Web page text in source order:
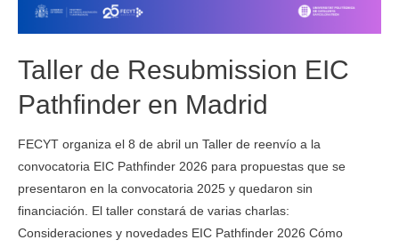
Taller de Resubmission EIC
Pathfinder en Madrid
FECYT organiza el 8 de abril un Taller de reenvío a la
convocatoria EIC Pathfinder 2026 para propuestas que se
presentaron en la convocatoria 2025 y quedaron sin
financiación. El taller constará de varias charlas:
Consideraciones y novedades EIC Pathfinder 2026 Cómo